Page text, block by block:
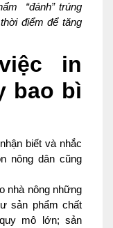
“đánh” trúng
điểm để tăng
in
bao bì
biết và nhắc
nông dân cũng
nhà nông những
sản phẩm chất
mô lớn; sản